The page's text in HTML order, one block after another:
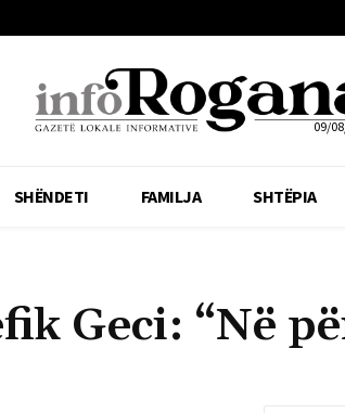
09/
SHËNDETI FAMILJA SHTËPIA
Geci: “Në